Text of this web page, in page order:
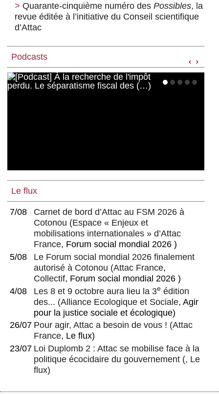
Quarante-cinquième numéro des Possibles, la
revue éditée à l’initiative du Conseil scientifique
d’Attac
Podcasts ‹ ›
Le flux
7/08
Carnet de bord d’Attac au FSM 2026 à
Cotonou (Espace « Enjeux et
mobilisations internationales » d’Attac
France, Forum social mondial 2026 )
5/08
Le Forum social mondial 2026 finalement
autorisé à Cotonou (Attac France,
Collectif, Forum social mondial 2026 )
4/08
Les 8 et 9 octobre aura lieu la 3e édition
des... (Alliance Ecologique et Sociale, Agir
pour la justice sociale et écologique)
26/07 Pour agir, Attac a besoin de vous ! (Attac
France, Le flux)
23/07 Loi Duplomb 2 : Attac se mobilise face à la
politique écocidaire du gouvernement (, Le
flux)